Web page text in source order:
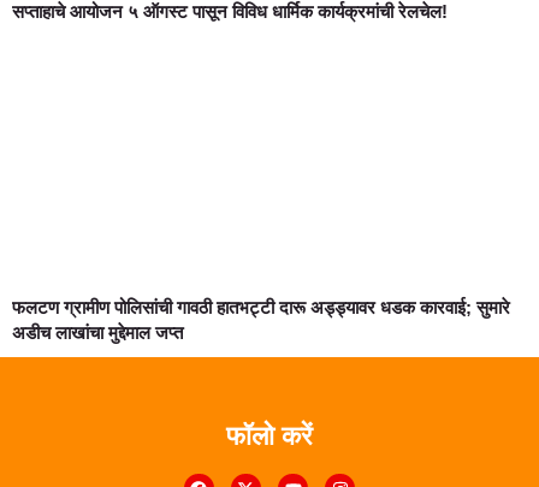
सप्ताहाचे आयोजन ५ ऑगस्ट पासून विविध धार्मिक कार्यक्रमांची रेलचेल!
फलटण ग्रामीण पोलिसांची गावठी हातभट्टी दारू अड्ड्यावर धडक कारवाई; सुमारे
अडीच लाखांचा मुद्देमाल जप्त
फॉलो करें